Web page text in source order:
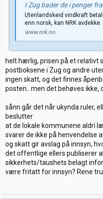
I Zug bader de i penger
Utenlandskeid vindkraft
enn norsk, kan NRK
www.nrk.no
helt hærlig, prisen på et relativt
postboksene i Zug og andre
ingen skatt, og det finnes
posten.. men det behøves
sånn går det når ukynda ruler,
beslutter
at de lokale kommunene aldri
svarer de ikke på henvendelse
og skatt gir avslag på innsyn,
det offentlige ellers publiserer
sikkerhets/taushets belagt
være fritatt for innsyn? Rene